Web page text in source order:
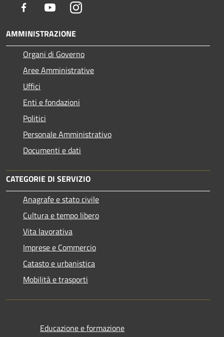
Facebook YoutubeInstagram
AMMINISTRAZIONE
Organi di Governo
Aree Amministrative
Uffici
Enti e fondazioni
Politici
Personale Amministrativo
Documenti e dati
CATEGORIE DI SERVIZIO
Anagrafe e stato civile
Cultura e tempo libero
Vita lavorativa
Imprese e Commercio
Catasto e urbanistica
Mobilità e trasporti
Educazione e formazione